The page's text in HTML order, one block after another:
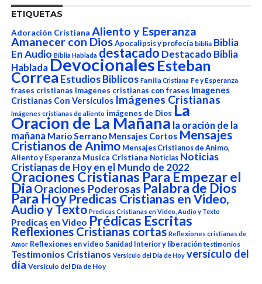
ETIQUETAS
Adoración Cristiana Aliento y Esperanza
Amanecer con Dios Apocalipsis y profecía biblia Biblia
En Audio Biblia Hablada destacado Destacado Biblia
HabladaDevocionalesEsteban
Correa Estudios Biblicos Familia Cristiana Fe y Esperanza
frases cristianas Imagenes cristianas con frases Imagenes
Cristianas Con Versículos Imágenes Cristianas
Imágenes cristianas de aliento imágenes de Dios La
Oracion de La Mañana la oración de la
mañana Mario Serrano Mensajes Cortos Mensajes
Cristianos de Animo Mensajes Cristianos de Animo,
Aliento y Esperanza Musica Cristiana Noticias Noticias
Cristianas de Hoy en el Mundo de 2022
Oraciones Cristianas Para Empezar el
DiaOraciones Poderosas Palabra de Dios
Para Hoy Predicas Cristianas en Video,
Audio y Texto Predicas Cristianas en Video, Audio y Texto
Predicas en Video Prédicas Escritas
Reflexiones Cristianas cortas Reflexiones cristianas de
Amor Reflexiones en video Sanidad Interior y liberación testimonios
Testimonios Cristianos Versículo del Dia de Hoy versículo del
día Versículo del Día de Hoy